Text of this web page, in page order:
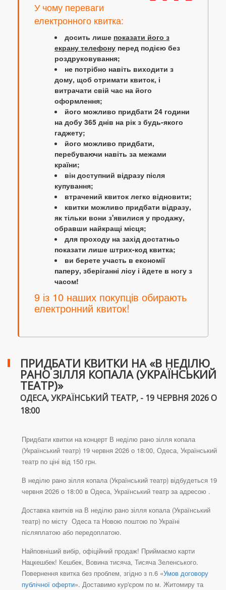
У чому переваги
електронного квитка:
досить лише показати його з
екрану телефону перед подією без
роздруковування;
не потрібно навіть виходити з
дому, щоб отримати квиток, і
витрачати свій час на його
оформлення;
його можливо придбати 24 години
на добу 365 днів на рік з будь-якого
гаджету;
його можливо придбати,
перебуваючи навіть за межами
країни;
він доступний відразу після
купування;
втрачений квиток легко відновити;
квитки можливо придбати відразу,
як тільки вони з'явилися у продажу,
обравши найкращі місця;
для проходу на захід достатньо
показати лише штрих-код квитка;
ви берете участь в економії
паперу, зберіганні лісу і йдете в ногу з
часом!
9 із 10 наших покупців обирають
електронний квиток!
ПРИДБАТИ КВИТКИ НА «В НЕДІЛЮ
РАНО ЗІЛЛЯ КОПАЛА (УКРАЇНСЬКИЙ
ТЕАТР)»
ОДЕСА, УКРАЇНСЬКИЙ ТЕАТР, - 19 ЧЕРВНЯ 2026 О
18:00
Придбати квитки на концерт В неділю рано зілля копала
(Український театр) 19 червня 2026 о 18:00, Одеса, Український
театр по ціні від 150 грн.
В неділю рано зілля копала (Український театр) відбудеться 19
червня 2026 о 18:00 в Одеса, Український театр за адресою .
Доставка квитків на В неділю рано зілля копала (Український
театр) по місту Одеса та Новою поштою по Україні
післяплатою або передоплатою.
Найповніший вибір, офіційний продаж! Приймаємо карти
Нацкешбек! Кешбек, Вовина тисяча, Тисяча Зеленського.
Повернення квитка без проблем, згідно з п.6 «Умов договору
публічної оферти». Доставимо кур'єром по м. Житомиру та